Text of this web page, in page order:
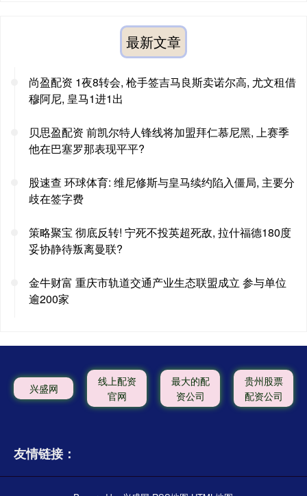
最新文章
尚盈配资 1夜8转会, 枪手签吉马良斯卖诺尔高, 尤文租借
穆阿尼, 皇马1进1出
贝思盈配资 前凯尔特人锋线将加盟拜仁慕尼黑, 上赛季
他在巴塞罗那表现平平?
股速查 环球体育: 维尼修斯与皇马续约陷入僵局, 主要分
歧在签字费
策略聚宝 彻底反转! 宁死不投英超死敌, 拉什福德180度
妥协静待叛离曼联?
金牛财富 重庆市轨道交通产业生态联盟成立 参与单位
逾200家
兴盛网
线上配资
官网
最大的配
资公司
贵州股票
配资公司
友情链接：